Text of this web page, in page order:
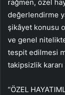
rağmen, özel
değerlendirme
şikâyet konusu
ve genel
tespit edilmesi
takipsizlik
“ÖZEL